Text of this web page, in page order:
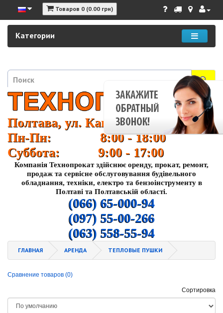
Товаров 0 (0.00 грн)
Категории
Полтава, ул. Кагамлыка 37
Пн-Пн: 8:00 - 18:00
Суббота: 9:00 - 17:00
Компанія Технопрокат здійснює оренду, прокат, ремонт,
продаж та сервісне обслуговування будівельного
обладнання, техніки, електро та бензоінструменту в
Полтаві та Полтавській області.
(066) 65-000-94
(097) 55-00-266
(063) 558-55-94
ГЛАВНАЯ АРЕНДА ТЕПЛОВЫЕ ПУШКИ
Сравнение товаров (0)
Сортировка